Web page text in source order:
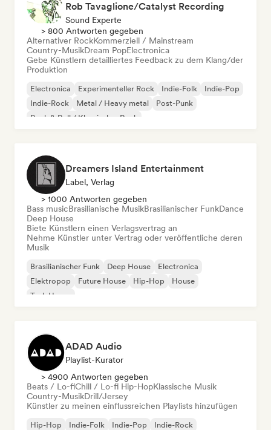
Rob Tavaglione/Catalyst Recording
Sound Experte
> 800 Antworten gegeben
Alternativer RockKommerziell / Mainstream
Country-MusikDream PopElectronica
Gebe Künstlern detailliertes Feedback zu dem Klang/der
Produktion
Electronica Experimenteller Rock Indie-Folk
Indie-Pop
Indie-Rock
Metal / Heavy metal
Post-Punk
Rock & Roll / Klassischer Rock
Dreamers Island Entertainment
Label, Verlag
> 1000 Antworten gegeben
Bass musicBrasilianische MusikBrasilianischer FunkDance
Deep House
Biete Künstlern einen Verlagsvertrag an
Nehme Künstler unter Vertrag oder veröffentliche deren
Musik
Brasilianischer Funk Deep House
Electronica
Elektropop
Future House Hip-Hop
House
Tech House
ADAD Audio
Playlist-Kurator
> 4900 Antworten gegeben
Beats / Lo-fiChill / Lo-fi Hip-HopKlassische Musik
Country-MusikDrill/Jersey
Künstler zu meinen einflussreichen Playlists hinzufügen
Hip-Hop Indie-Folk Indie-Pop
Indie-Rock